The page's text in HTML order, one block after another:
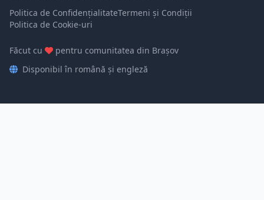
Politica de ConfidențialitateTermeni și Condiții
Politica de Cookie-uri
Făcut cu
pentru comunitatea din Brașov
Disponibil în română și engleză